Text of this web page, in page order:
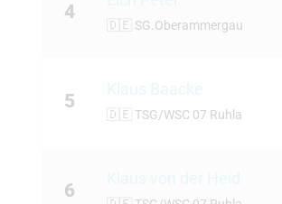
4
🇩🇪 SG.Oberammergau
5
Klaus Baacke
🇩🇪 TSG/WSC 07 Ruhla
6